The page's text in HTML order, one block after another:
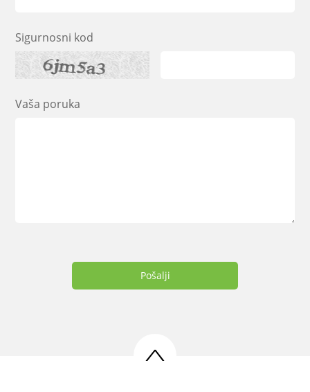
Sigurnosni kod
Vaša poruka
Pošalji